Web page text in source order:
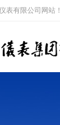
表有限公司网站！